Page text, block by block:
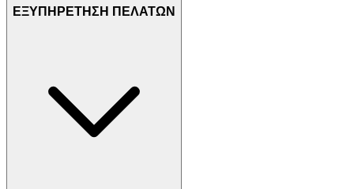
ΕΞΥΠΗΡΕΤΗΣΗ ΠΕΛΑΤΩΝ